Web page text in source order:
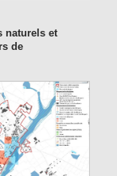
naturels et
de